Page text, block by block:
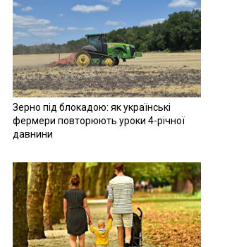
Зерно під блокадою: як українські
фермери повторюють уроки 4-річної
давнини